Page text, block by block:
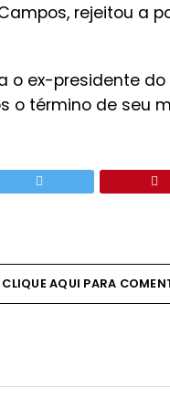
rejeitou a
o ex-presidente do
o término de seu
CLIQUE AQUI PARA